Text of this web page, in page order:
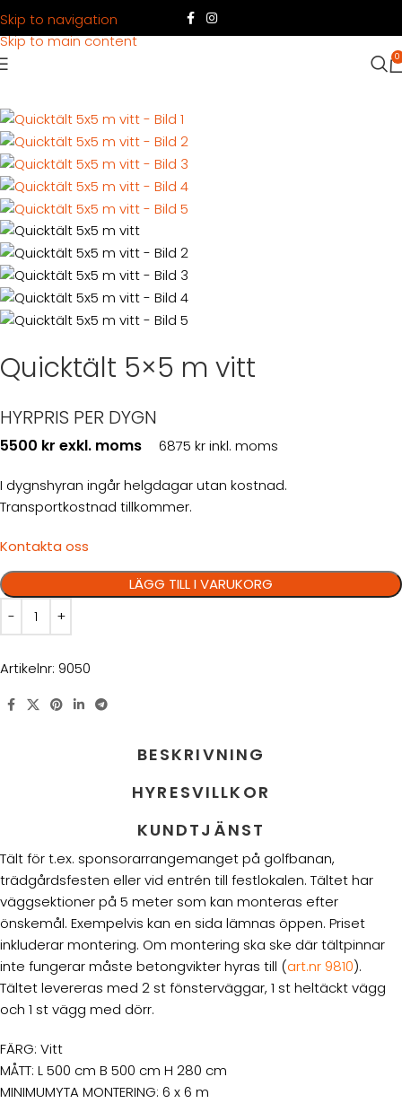
Skip to navigation
Skip to main content
0
Quicktält 5×5 m vitt
HYRPRIS PER DYGN
5500 kr exkl. moms 6875 kr inkl. moms
I dygnshyran ingår helgdagar utan kostnad.
Transportkostnad tillkommer.
Kontakta oss
LÄGG TILL I VARUKORG
Artikelnr: 9050
BESKRIVNING
HYRESVILLKOR
KUNDTJÄNST
Tält för t.ex. sponsorarrangemanget på golfbanan,
trädgårdsfesten eller vid entrén till festlokalen. Tältet har
väggsektioner på 5 meter som kan monteras efter
önskemål. Exempelvis kan en sida lämnas öppen. Priset
inkluderar montering. Om montering ska ske där tältpinnar
inte fungerar måste betongvikter hyras till (art.nr 9810).
Tältet levereras med 2 st fönsterväggar, 1 st heltäckt vägg
och 1 st vägg med dörr.
FÄRG: Vitt
MÅTT: L 500 cm B 500 cm H 280 cm
MINIMUMYTA MONTERING: 6 x 6 m